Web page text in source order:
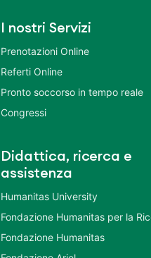
I nostri Servizi
Prenotazioni Online
Referti Online
Pronto soccorso in tempo reale
Congressi
Didattica, ricerca e
assistenza
Humanitas University
Fondazione Humanitas per la
Fondazione Humanitas